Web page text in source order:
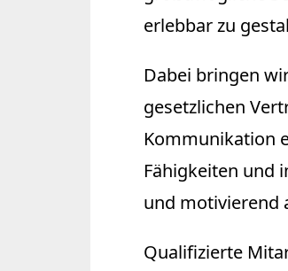
erlebbar zu
Dabei bringen
gesetzlichen
Kommunikation
Fähigkeiten und
und motivierend
Qualifizierte